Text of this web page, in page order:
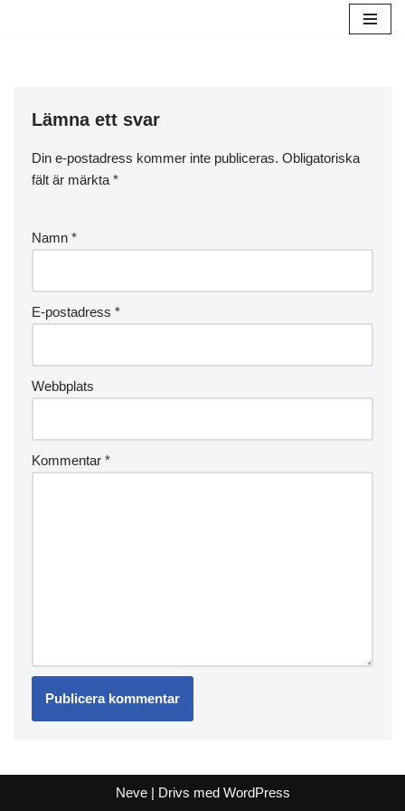
Lämna ett svar
Din e-postadress kommer inte publiceras. Obligatoriska
fält är märkta *
Namn *
E-postadress *
Webbplats
Kommentar *
Neve| Drivs med WordPress